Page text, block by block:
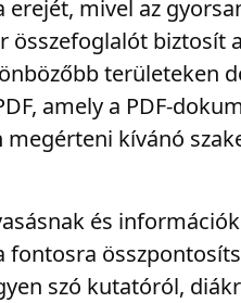
mivel az
összefoglalót biztosít
területeken
amely a PDF-
kívánó
és
fontosra
szó kutatóról,